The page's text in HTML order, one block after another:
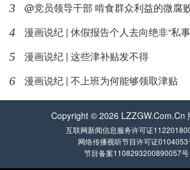
3 @党员领导干部 啃食群众利益的微腐
4 漫画说纪 | 休假报告个人去向绝非“私
5 漫画说纪 | 这些津补贴发不得
6 漫画说纪 | 不上班为何能够领取津贴
Copyright © 2026 LZZGW.Com.Cn
互联网新闻信息服务许可证
网络传播视听节目许可证0104053
节目备案1108293200890057号